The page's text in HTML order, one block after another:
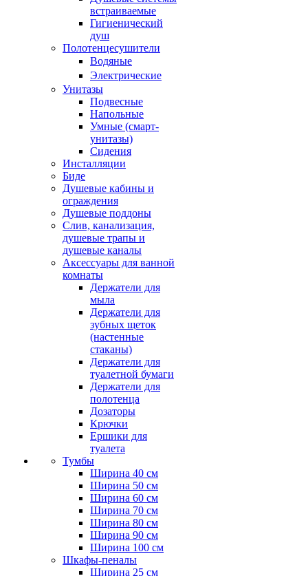
встраиваемые
Гигиенический
душ
Полотенцесушители
ㅤВодяные
ㅤЭлектрические
Унитазы
Подвесные
Напольные
Умные (смарт-
унитазы)
Сидения
Инсталляции
Биде
Душевые кабины и
ограждения
Душевые поддоны
Слив, канализация,
душевые трапы и
душевые каналы
Аксессуары для ванной
комнаты
Держатели для
мыла
Держатели для
зубных щеток
(настенные
стаканы)
Держатели для
туалетной бумаги
Держатели для
полотенца
Дозаторы
Крючки
Ершики для
туалета
Тумбы
Ширина 40 см
Ширина 50 см
Ширина 60 см
Ширина 70 см
Ширина 80 см
Ширина 90 см
Ширина 100 см
Шкафы-пеналы
Ширина 25 см